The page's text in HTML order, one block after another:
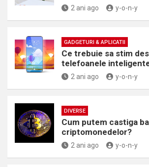
2 ani ago y-o-n-y
GADGETURI & APLICATII
Ce trebuie sa stim
telefoanele
2 ani ago y-o-n-y
DIVERSE
Cum putem castiga
criptomonedelor?
2 ani ago y-o-n-y